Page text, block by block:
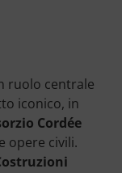
ruolo centrale
iconico, in
Cordée
opere civili.